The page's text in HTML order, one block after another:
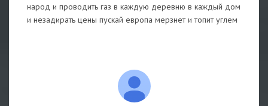
народ и проводить газ в каждую деревню в каждый дом
и незадирать цены пускай европа мерзнет и топит углем